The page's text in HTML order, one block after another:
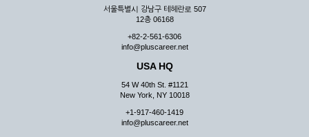
서울특별시 강남구 테헤란로 507
12층 06168
+82-2-561-6306
info@pluscareer.net
USA HQ
54 W 40th St. #1121
New York, NY 10018
+1-917-460-1419
info@pluscareer.net